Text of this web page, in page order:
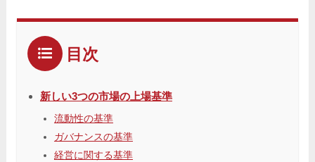
目次
新しい3つの市場の上場基準
流動性の基準
ガバナンスの基準
経営に関する基準